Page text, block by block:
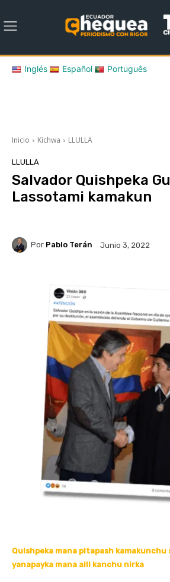
Inglés Español Português
Inicio Kichwa LLULLA
LLULLA
Salvador Quishpeka
Lassotami kamakun
Por Pablo Terán Junio 3, 2022
Quishpeka mana pitapash kamakunchu
yanapayka mana alli kanchu nirka